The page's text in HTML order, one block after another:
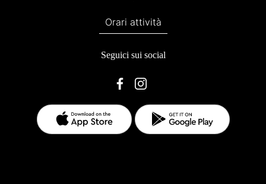
Orari attività
Seguici sui social